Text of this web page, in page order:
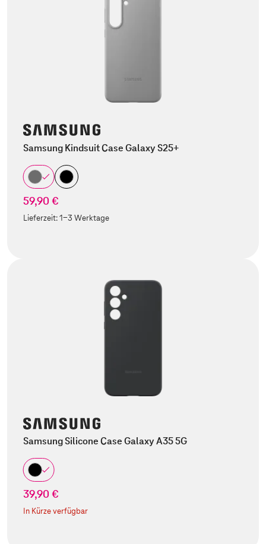
Samsung Kindsuit Case Galaxy S25+
59,90 €
Lieferzeit:1-3 Werktage
Samsung Silicone Case Galaxy A35 5G
39,90 €
In Kürze verfügbar